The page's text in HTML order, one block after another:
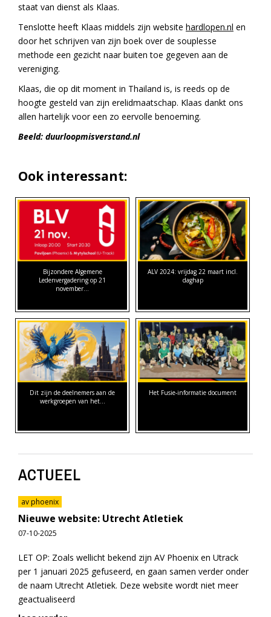
staat van dienst als Klaas.
Tenslotte heeft Klaas middels zijn website hardlopen.nl en
door het schrijven van zijn boek over de souplesse
methode een gezicht naar buiten toe gegeven aan de
vereniging.
Klaas, die op dit moment in Thailand is, is reeds op de
hoogte gesteld van zijn erelidmaatschap. Klaas dankt ons
allen hartelijk voor een zo eervolle benoeming.
Beeld: duurloopmisverstand.nl
Ook interessant:
Bijzondere Algemene
Ledenvergadering op 21
november…
ALV 2024: vrijdag 22 maart incl.
daghap
Dit zijn de deelnemers aan de
werkgroepen van het…
Het Fusie-informatie document
ACTUEEL
av phoenix
Nieuwe website: Utrecht Atletiek
07-10-2025
LET OP: Zoals wellicht bekend zijn AV Phoenix en Utrack
per 1 januari 2025 gefuseerd, en gaan samen verder onder
de naam Utrecht Atletiek. Deze website wordt niet meer
geactualiseerd